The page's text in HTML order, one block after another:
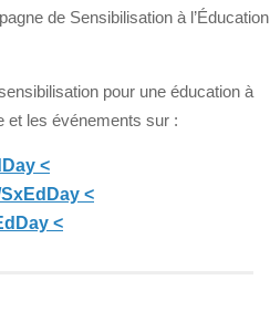
de Sensibilisation à
pour une éducation à
et les événements sur :
<
<
<